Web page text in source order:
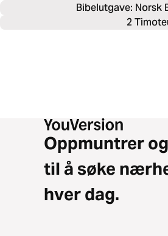
Bibelutgave: Norsk
2
Oppmuntrer
til å søke
hver dag.